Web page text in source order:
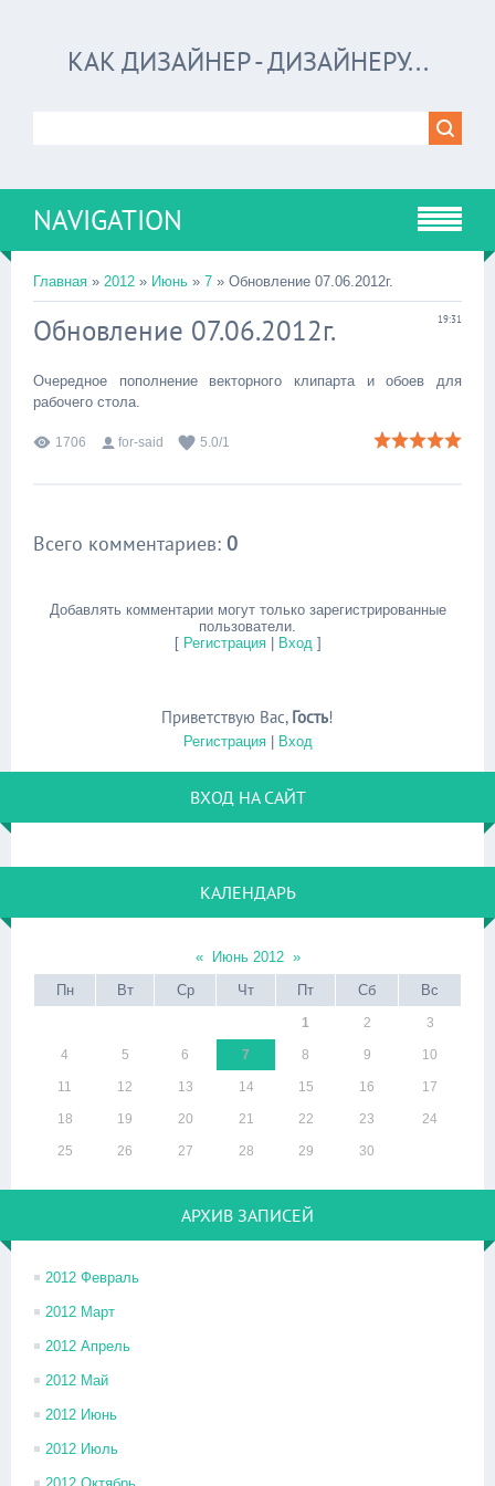
КАК ДИЗАЙНЕР - ДИЗАЙНЕРУ...
NAVIGATION
Главная » 2012 » Июнь » 7 » Обновление 07.06.2012г.
19:31
Обновление 07.06.2012г.
Очередное пополнение векторного клипарта и обоев для
рабочего стола.
1706 for-said 5.0/1
Всего комментариев: 0
Добавлять комментарии могут только зарегистрированные
пользователи.
[ Регистрация| Вход]
Приветствую Вас, Гость!
Регистрация| Вход
ВХОД НА САЙТ
КАЛЕНДАРЬ
« Июнь 2012 »
Пн
Вт Ср Чт Пт Сб Вс
1 2 3
4 5 6 7 8 9 10
11 12 13 14 15 16 17
18 19 20 21 22 23 24
25 26 27 28 29 30
АРХИВ ЗАПИСЕЙ
2012 Февраль
2012 Март
2012 Апрель
2012 Май
2012 Июнь
2012 Июль